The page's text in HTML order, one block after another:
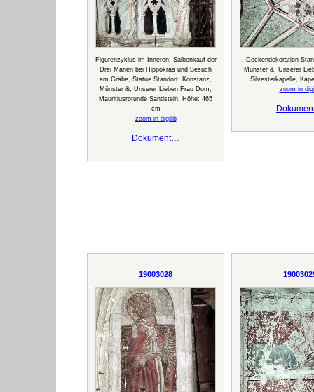
Figurenzyklus im Inneren: Salbenkauf der
Drei Marien bei Hippokras und Besuch
am Grabe, Statue Standort: Konstanz,
Münster &, Unserer Lieben Frau Dom,
Mauritiusrotunde Sandstein, Höhe: 465
cm
zoom in digilib
Dokument…
, Deckendekoration
Münster &, Unserer
Silvesterkapelle,
zoom in
19003028